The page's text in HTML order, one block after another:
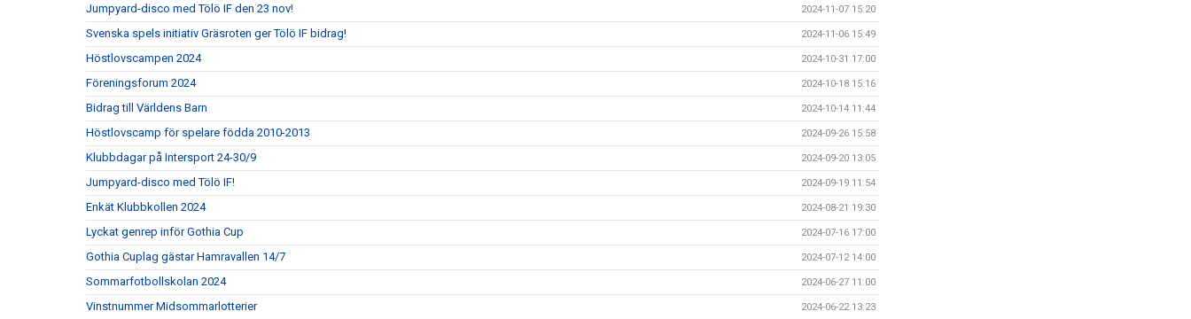
Jumpyard-disco med Tölö IF den 23 nov! 2024-11-07 15:20
Svenska spels initiativ Gräsroten ger Tölö IF bidrag! 2024-11-06 15:49
Höstlovscampen 2024 2024-10-31 17:00
Föreningsforum 2024 2024-10-18 15:16
Bidrag till Världens Barn 2024-10-14 11:44
Höstlovscamp för spelare födda 2010-2013 2024-09-26 15:58
Klubbdagar på Intersport 24-30/9 2024-09-20 13:05
Jumpyard-disco med Tölö IF! 2024-09-19 11:54
Enkät Klubbkollen 2024 2024-08-21 19:30
Lyckat genrep inför Gothia Cup 2024-07-16 17:00
Gothia Cuplag gästar Hamravallen 14/7 2024-07-12 14:00
Sommarfotbollskolan 2024 2024-06-27 11:00
Vinstnummer Midsommarlotterier 2024-06-22 13:23